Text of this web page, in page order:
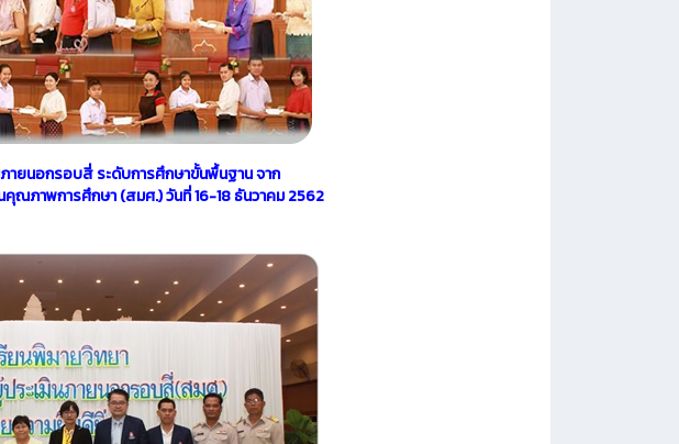
ายนอกรอบสี่ ระดับการศึกษาขั้นพื้นฐาน จาก
คุณภาพการศึกษา (สมศ.) วันที่ 16-18 ธันวาคม 2562